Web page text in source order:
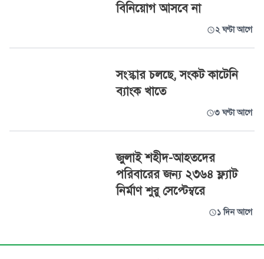
বিনিয়োগ আসবে না
২ ঘণ্টা আগে
সংস্কার চলছে, সংকট কাটেনি
ব্যাংক খাতে
৩ ঘণ্টা আগে
জুলাই শহীদ-আহতদের
পরিবারের জন্য ২৩৬৪ ফ্ল্যাট
নির্মাণ শুরু সেপ্টেম্বরে
১ দিন আগে